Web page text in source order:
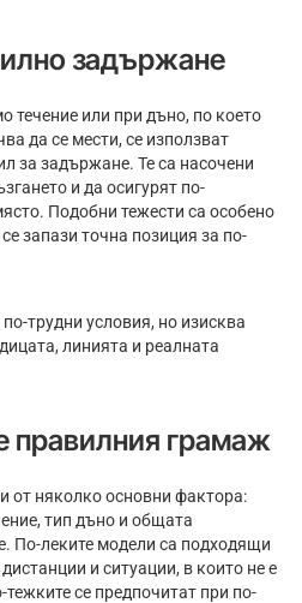
задържане
течение или при дъно, по което
да се мести, се използват
за задържане. Те са насочени
и да осигурят по-
Подобни тежести са особено
запази точна позиция за по-
трудни условия, но изисква
линията и реалната
правилния грамаж
от няколко основни фактора:
тип дъно и общата
По-леките модели са подходящи
и ситуации, в които не е
се предпочитат при по-